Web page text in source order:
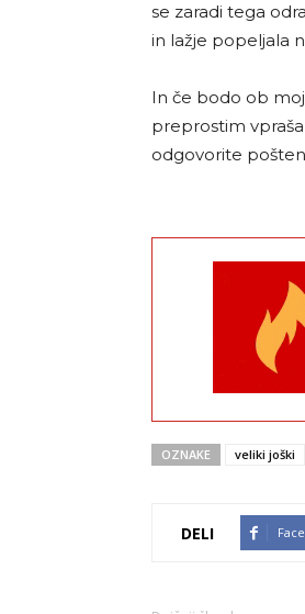
se zaradi tega
in lažje popeljala
In če bodo ob
preprostim
odgovorite
OZNAKE veliki joški
DELI